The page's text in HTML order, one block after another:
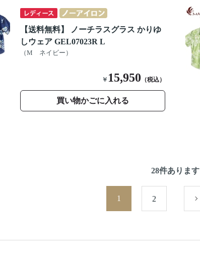
【送料無料】 ノーチラスグラス かりゆ
しウェア GEL07023R L
（M ネイビー）
￥ 15,950 （税込）
買い物かごに入れる
28件あります
1 2